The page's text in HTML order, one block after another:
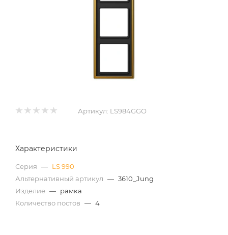
Артикул: LS984GGO
Характеристики
Серия — LS 990
Альтернативный артикул — 3610_Jung
Изделие — рамка
Количество постов — 4